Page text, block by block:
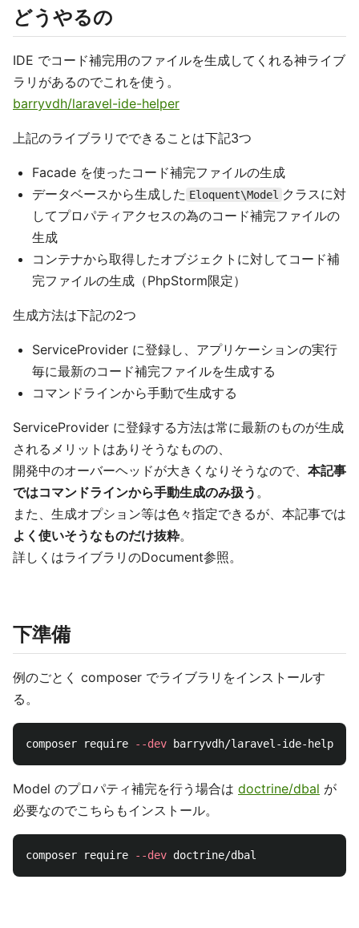
どうやるの
IDE でコード補完用のファイルを生成してくれる神ライブ
ラリがあるのでこれを使う。
barryvdh/laravel-ide-helper
上記のライブラリでできることは下記3つ
Facade を使ったコード補完ファイルの生成
データベースから生成した Eloquent\Model クラスに対
してプロパティアクセスの為のコード補完ファイルの
生成
コンテナから取得したオブジェクトに対してコード補
完ファイルの生成（PhpStorm限定）
生成方法は下記の2つ
ServiceProvider に登録し、アプリケーションの実行
毎に最新のコード補完ファイルを生成する
コマンドラインから手動で生成する
ServiceProvider に登録する方法は常に最新のものが生成
されるメリットはありそうなものの、
開発中のオーバーヘッドが大きくなりそうなので、 本記事
ではコマンドラインから手動生成のみ扱う 。
また、生成オプション等は色々指定できるが、本記事では
よく使いそうなものだけ抜粋。
詳しくはライブラリのDocument参照。
下準備
例のごとく composer でライブラリをインストールす
る。
composer require --dev
Model のプロパティ補完を行う場合は doctrine/dbal が
必要なのでこちらもインストール。
composer require --dev